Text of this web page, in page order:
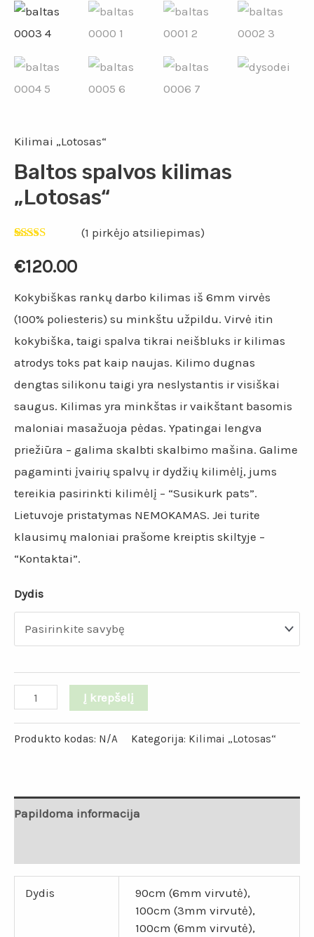
Kilimai „Lotosas“
Baltos spalvos kilimas
„Lotosas“
5.00iš 5
(viso
(1 pirkėjo atsiliepimas)
€120.00
Kokybiškas rankų darbo kilimas iš 6mm virvės
(100% poliesteris) su minkštu užpildu. Virvė itin
kokybiška, taigi spalva tikrai neišbluks ir kilimas
atrodys toks pat kaip naujas. Kilimo dugnas
dengtas silikonu taigi yra neslystantis ir visiškai
saugus. Kilimas yra minkštas ir vaikštant basomis
maloniai masažuoja pėdas. Ypatingai lengva
priežiūra – galima skalbti skalbimo mašina. Galime
pagaminti įvairių spalvų ir dydžių kilimėlį, jums
tereikia pasirinkti kilimėlį – “Susikurk pats”.
Lietuvoje pristatymas NEMOKAMAS. Jei turite
klausimų maloniai prašome kreiptis skiltyje –
“Kontaktai”.
Dydis
Į krepšelį
Produkto kodas: N/A Kategorija: Kilimai „Lotosas“
Papildoma informacija
Dydis
90cm (6mm virvutė),
100cm (3mm virvutė),
100cm (6mm virvutė),